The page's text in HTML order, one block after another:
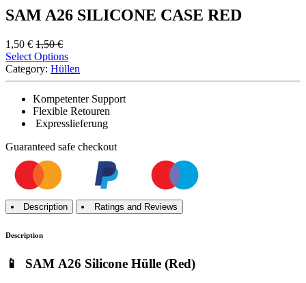
SAM A26 SILICONE CASE RED
1,50 € 1,50€
Select Options
Category: Hüllen
Kompetenter Support
Flexible Retouren
Expresslieferung
Guaranteed safe checkout
Description Ratings and Reviews
Description
📱 SAM A26 Silicone Hülle (Red)